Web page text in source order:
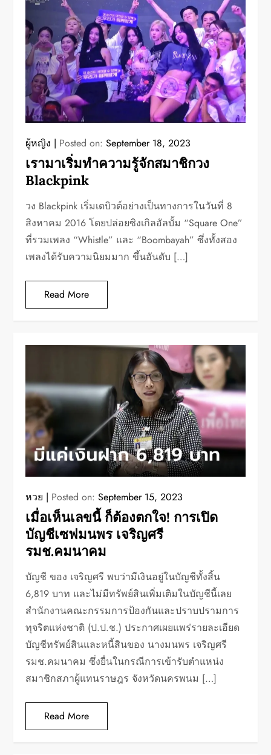
ผู้หญิง Posted on:September 18, 2023
เรามาเริ่มทำความรู้จักสมาชิกวง
Blackpink
วง Blackpink เริ่มเดบิวต์อย่างเป็นทางการในวันที่ 8
สิงหาคม 2016 โดยปล่อยซิงเกิลอัลบั้ม “Square One”
ที่รวมเพลง “Whistle” และ “Boombayah” ซึ่งทั้งสอง
เพลงได้รับความนิยมมาก ขึ้นอันดับ […]
Read More
หวย Posted on:September 15, 2023
เมื่อเห็นเลขนี้ ก็ต้องตกใจ! การเปิด
บัญชีเซฟมนพร เจริญศรี
รมช.คมนาคม
บัญชี ของ เจริญศรี พบว่ามีเงินอยู่ในบัญชีทั้งสิ้น
6,819 บาท และไม่มีทรัพย์สินเพิ่มเติมในบัญชีนี้เลย
สำนักงานคณะกรรมการป้องกันและปราบปรามการ
ทุจริตแห่งชาติ (ป.ป.ช.) ประกาศเผยแพร่รายละเอียด
บัญชีทรัพย์สินและหนี้สินของ นางมนพร เจริญศรี
รมช.คมนาคม ซึ่งยื่นในกรณีการเข้ารับตำแหน่ง
สมาชิกสภาผู้แทนราษฎร จังหวัดนครพนม […]
Read More